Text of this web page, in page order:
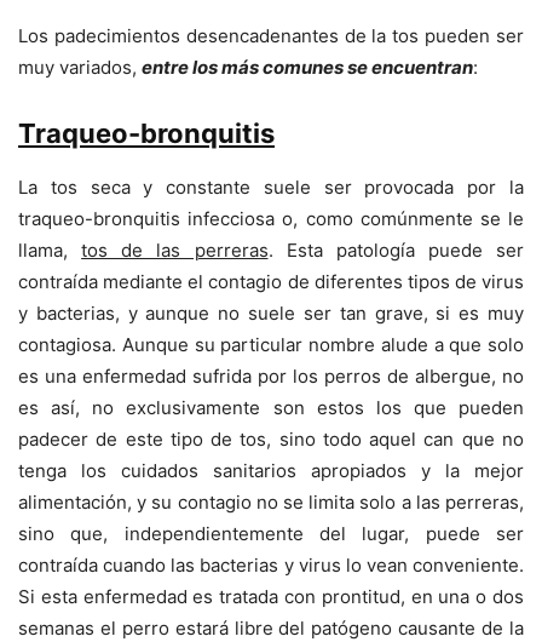
Los padecimientos desencadenantes de la tos pueden ser
muy variados, entre los más comunes se encuentran:
Traqueo-bronquitis
La tos seca y constante suele ser provocada por la
traqueo-bronquitis infecciosa o, como comúnmente se le
llama,tos de las perreras. Esta patología puede ser
contraída mediante el contagio de diferentes tipos de virus
y bacterias, y aunque no suele ser tan grave, si es muy
contagiosa. Aunque su particular nombre alude a que solo
es una enfermedad sufrida por los perros de albergue, no
es así, no exclusivamente son estos los que pueden
padecer de este tipo de tos, sino todo aquel can que no
tenga los cuidados sanitarios apropiados y la mejor
alimentación, y su contagio no se limita solo a las perreras,
sino que, independientemente del lugar, puede ser
contraída cuando las bacterias y virus lo vean conveniente.
Si esta enfermedad es tratada con prontitud, en una o dos
semanas el perro estará libre del patógeno causante de la